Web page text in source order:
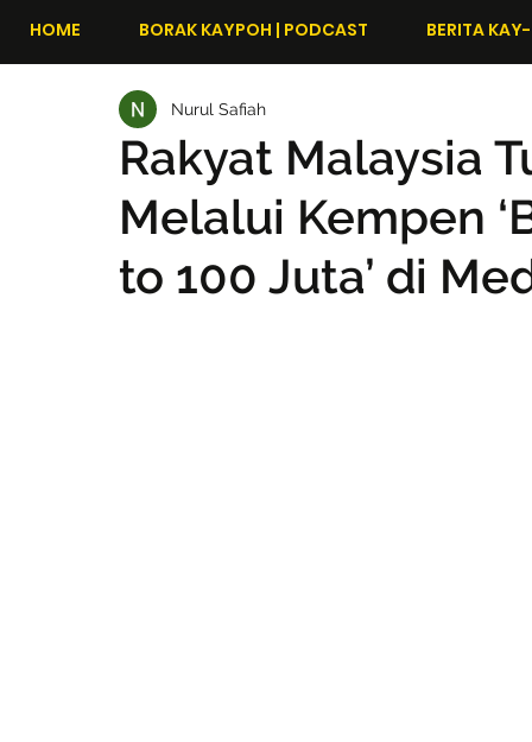
HOME BORAK KAYPOH | PODCAST BERITA
Rakyat Malaysia
Melalui Kempen
to 100 Juta’ di
Nurul Safiah